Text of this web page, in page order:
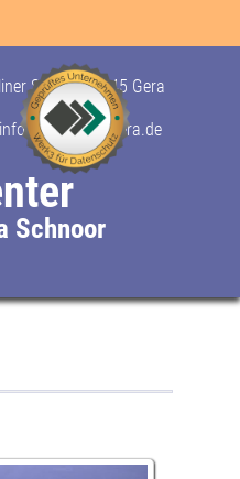
Str. 24, 07545 Gera
info@callcenter-gera.de
Schnoor